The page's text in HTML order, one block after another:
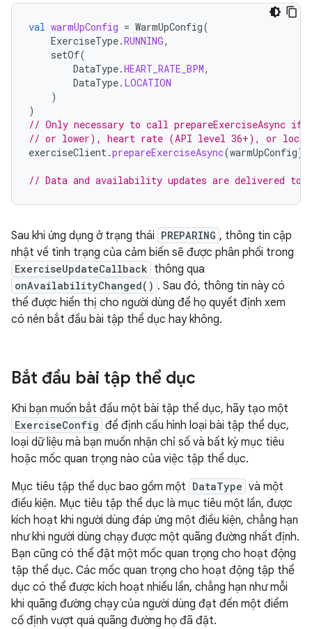
val warmUpConfig = WarmUpConfig(
ExerciseType.RUNNING,
setOf(
DataType.HEART_RATE_BPM,
DataType. LOCATION
)
)
// Only necessary to call prepareExerciseAsync if
// or lower), heart rate (API level 36+), or
exerciseClient.prepareExerciseAsync(warmUpConfig).
// Data and availability updates are delivered to
Sau khi ứng dụng ở trạng thái PREPARING , thông tin cập
nhật về tình trạng của cảm biến sẽ được phân phối trong
ExerciseUpdateCallback thông qua
onAvailabilityChanged() . Sau đó, thông tin này có
thể được hiển thị cho người dùng để họ quyết định xem
có nên bắt đầu bài tập thể dục hay không.
Bắt đầu bài tập thể dục
Khi bạn muốn bắt đầu một bài tập thể dục, hãy tạo một
ExerciseConfig để định cấu hình loại bài tập thể dục,
loại dữ liệu mà bạn muốn nhận chỉ số và bất kỳ mục tiêu
hoặc mốc quan trọng nào của việc tập thể dục.
Mục tiêu tập thể dục bao gồm một DataType và một
điều kiện. Mục tiêu tập thể dục là mục tiêu một lần, được
kích hoạt khi người dùng đáp ứng một điều kiện, chẳng hạn
như khi người dùng chạy được một quãng đường nhất định.
Bạn cũng có thể đặt một mốc quan trọng cho hoạt động
tập thể dục. Các mốc quan trọng cho hoạt động tập thể
dục có thể được kích hoạt nhiều lần, chẳng hạn như mỗi
khi quãng đường chạy của người dùng đạt đến một điểm
cố định vượt quá quãng đường họ đã đặt.